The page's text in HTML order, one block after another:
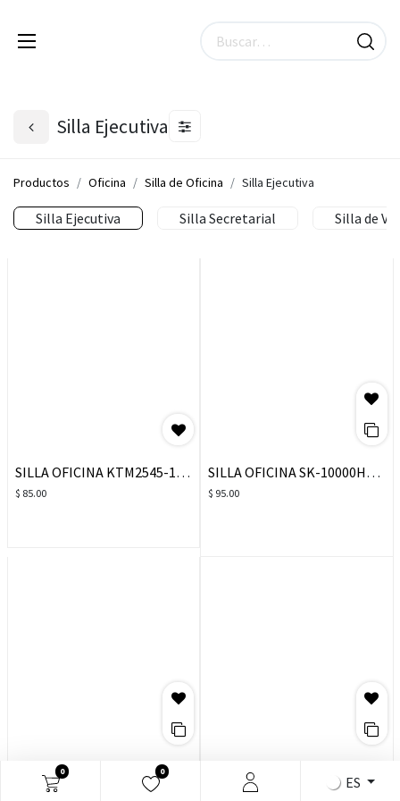
0 0
ES
Silla Ejecutiva
Productos Oficina Silla de Oficina Silla Ejecutiva
Silla Ejecutiva Silla Secretarial Silla de
SILLA OFICINA KTM2545-1# MALLA ESTRELLA NEGRA
$ 85.00
SILLA OFICINA SK-10000H# EJEC MALLA NEGRA C/CABEZAL ESTRELLA
$ 95.00
105.00 109.00